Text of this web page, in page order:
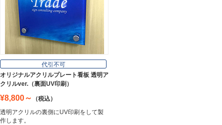
代引不可
オリジナルアクリルプレート看板 透明ア
クリルver.（裏面UV印刷）
¥8,800～
（税込）
透明アクリルの裏側にUV印刷をして製
作します。